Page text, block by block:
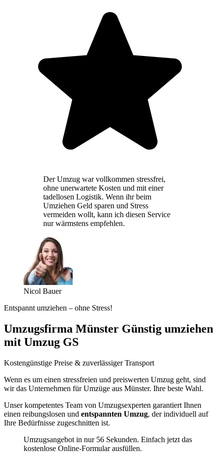
Der Umzug war vollkommen stressfrei,
ohne unerwartete Kosten und mit einer
tadellosen Logistik. Wenn ihr beim
Umziehen Geld sparen und Stress
vermeiden wollt, kann ich diesen Service
nur wärmstens empfehlen.
Nicol Bauer
Entspannt umziehen – ohne Stress!
Umzugsfirma Münster Günstig umziehen
mit Umzug GS
Kostengünstige Preise & zuverlässiger Transport
Wenn es um einen stressfreien und preiswerten Umzug geht, sind
wir das Unternehmen für Umzüge aus Münster. Ihre beste Wahl.
Unser kompetentes Team von Umzugsexperten garantiert Ihnen
einen reibungslosen und entspannten Umzug, der individuell auf
Ihre Bedürfnisse zugeschnitten ist.
Umzugsangebot in nur 56 Sekunden. Einfach jetzt das
kostenlose Online-Formular ausfüllen.